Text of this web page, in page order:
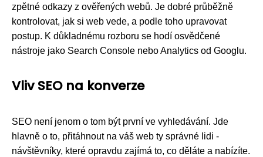
zpětné odkazy z ověřených webů. Je dobré průběžně
kontrolovat, jak si web vede, a podle toho upravovat
postup. K důkladnému rozboru se hodí osvědčené
nástroje jako Search Console nebo Analytics od Googlu.
Vliv SEO na konverze
SEO není jenom o tom být první ve vyhledávání. Jde
hlavně o to, přitáhnout na váš web ty správné lidi -
návštěvníky, které opravdu zajímá to, co děláte a nabízíte.